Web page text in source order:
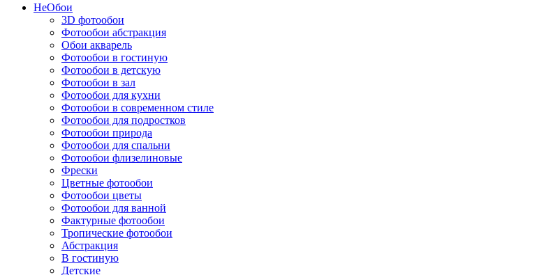
НеОбои
3D фотообои
Фотообои абстракция
Обои акварель
Фотообои в гостиную
Фотообои в детскую
Фотообои в зал
Фотообои для кухни
Фотообои в современном стиле
Фотообои для подростков
Фотообои природа
Фотообои для спальни
Фотообои флизелиновые
Фрески
Цветные фотообои
Фотообои цветы
Фотообои для ванной
Фактурные фотообои
Тропические фотообои
Абстракция
В гостиную
Детские